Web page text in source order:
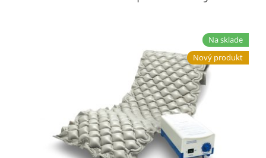
Na sklade
Nový produkt